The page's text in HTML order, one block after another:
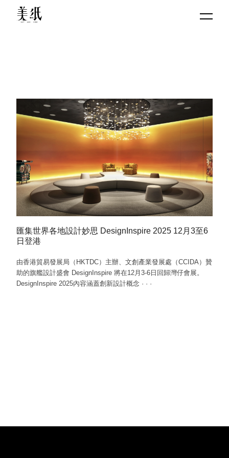
匯集世界各地設計妙思 DesignInspire 2025 12月3至6
日登港
由香港貿易發展局（HKTDC）主辦、文創產業發展處（CCIDA）贊
助的旗艦設計盛會 DesignInspire 將在12月3-6日回歸灣仔會展。
DesignInspire 2025內容涵蓋創新設計概念 · · ·